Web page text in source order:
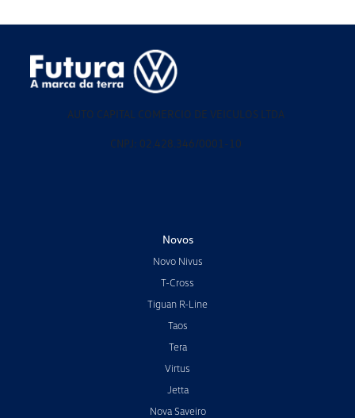
AUTO CAPITAL COMERCIO DE VEICULOS LTDA
CNPJ: 02.428.346/0001-10
Novos
Novo Nivus
T-Cross
Tiguan R-Line
Taos
Tera
Virtus
Jetta
Nova Saveiro